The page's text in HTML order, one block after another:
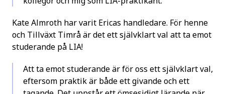
Kate Almroth har varit Ericas handledare. För henne
och Tillväxt Timrå är det ett självklart val att ta emot
studerande på LIA!
Att ta emot studerande är för oss ett självklart val,
eftersom praktik är både ett givande och ett